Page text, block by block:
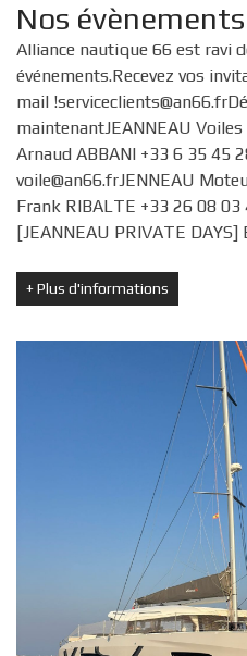
Nos
Alliance nautique 66 est ravi
événements.Recevez vos
mail
maintenantJEANNEAU Voiles
Arnaud ABBANI +33 6 35 45
voile@an66.frJENNEAU
Frank RIBALTE +33 26 08
[JEANNEAU PRIVATE
+Plus d'informations